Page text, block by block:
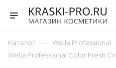
Каталог — Wella Professional
Wella Professional Color Fresh